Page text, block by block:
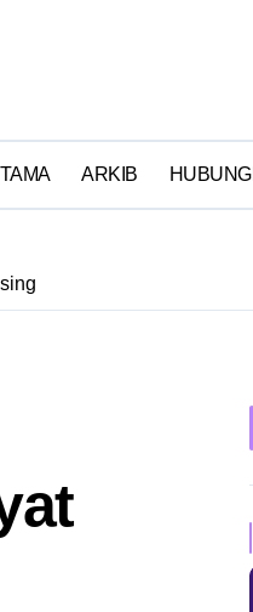
ARKIB HUBUNGI